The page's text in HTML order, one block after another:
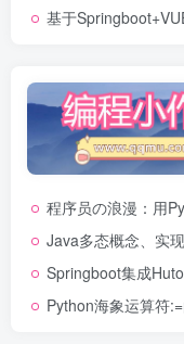
基于
程序员の浪漫：用
Java多态概念、实
Springboot集成
Python海象运算符